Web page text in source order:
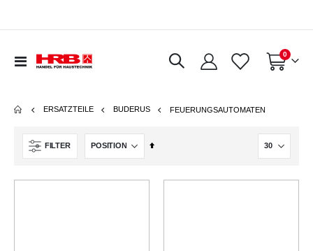
Navigation
Warenkorb
0
ERSATZTEILE BUDERUS FEUERUNGSAUTOMATEN
FILTER
In